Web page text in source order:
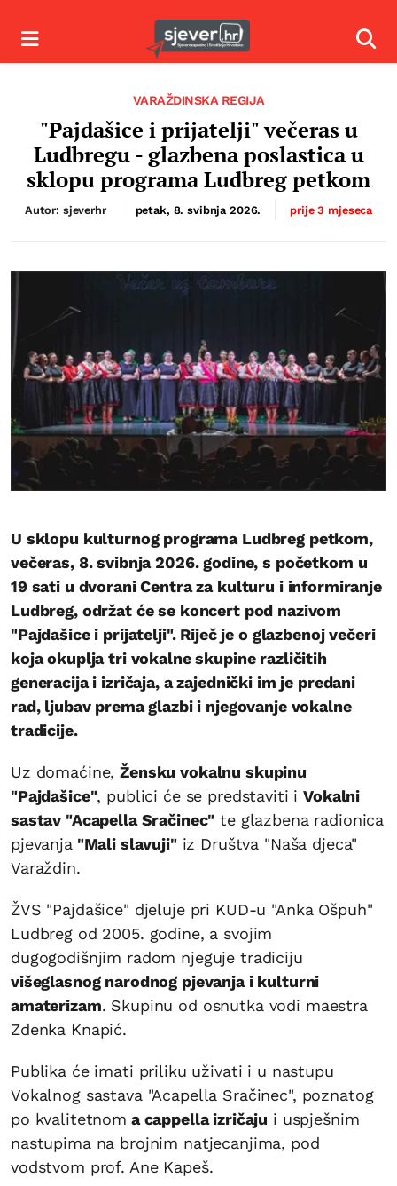
Izbornik
VARAŽDINSKA REGIJA
"Pajdašice i prijatelji" večeras u
Ludbregu - glazbena poslastica u
sklopu programa Ludbreg petkom
Autor: sjeverhr petak, 8. svibnja 2026. prije 3 mjeseca
U sklopu kulturnog programa Ludbreg petkom,
večeras, 8. svibnja 2026. godine, s početkom u
19 sati u dvorani Centra za kulturu i informiranje
Ludbreg, održat će se koncert pod nazivom
"Pajdašice i prijatelji". Riječ je o glazbenoj večeri
koja okuplja tri vokalne skupine različitih
generacija i izričaja, a zajednički im je predani
rad, ljubav prema glazbi i njegovanje vokalne
tradicije.
Uz domaćine,Žensku vokalnu skupinu
"Pajdašice", publici će se predstaviti iVokalni
sastav "Acapella Sračinec" te glazbena radionica
pjevanja "Mali slavuji"iz Društva "Naša djeca"
Varaždin.
ŽVS "Pajdašice" djeluje pri KUD-u "Anka Ošpuh"
Ludbreg od 2005. godine, a svojim
dugogodišnjim radom njeguje tradiciju
višeglasnog narodnog pjevanja i kulturni
amaterizam. Skupinu od osnutka vodi maestra
Zdenka Knapić.
Publika će imati priliku uživati i u nastupu
Vokalnog sastava "Acapella Sračinec", poznatog
po kvalitetnom a cappella izričaju i uspješnim
nastupima na brojnim natjecanjima, pod
vodstvom prof. Ane Kapeš.